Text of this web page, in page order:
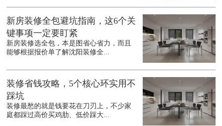
新房装修全包避坑指南，这6个关
键事项一定要盯紧
新房装修选全包，本是图省心省力，而且
能够根据报价单了解沈阳装修全...
装修省钱攻略，5个核心环实用不
踩坑
装修最愁的就是钱要花在刀刃上，不少家
庭都踩过高价买鸡肋、低价踩大...